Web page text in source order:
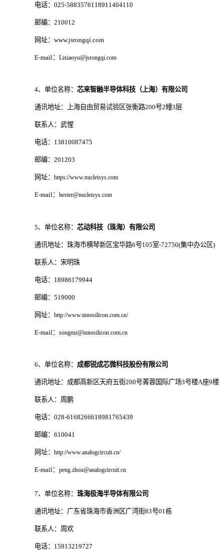
电话：025-5883576118911404110
邮编：210012
网址：www.jsrongqi.com
E-mail： Lixiaoyu@jsrongqi.com
4、单位名称： 芯来智融半导体科技（上海）有限公司
通讯地址：上海自由贸易试验区张衡路200号2幢3层
联系人：武惺
电话：13810087475
邮编：201203
网址： https://www.nucleisys.com
E-mail： hester@nucleisys.com
5、单位名称： 芯动科技（珠海）有限公司
通讯地址：珠海市横琴新区宝华路6号105室-72750(集中办公区)
联系人：宋明珠
电话：18986179944
邮编：519000
网址： http://www.innosilicon.com.cn/
E-mail： songmz@innosilicon.com.cn
6、单位名称： 成都锐成芯微科技股份有限公司
通讯地址：成都高新区天府五街200号菁蓉国际广场3号楼A座9楼
联系人：周鹏
电话：028-6168266618981765439
邮编：610041
网址： http://www.analogcircuit.cn/
E-mail： peng.zhou@analogcircuit.cn
7、单位名称： 珠海极海半导体有限公司
通讯地址：广东省珠海市香洲区广湾街83号01栋
联系人：周欢
电话：15913219727